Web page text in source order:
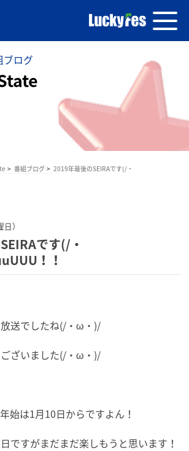
ブログ
番組ブログ
2019年最後のSEIRAです(/・
）
です(/・
！！
送でしたね(/・ω・)/
ざいました(/・ω・)/
始は1月10日からですよん！
ですがまだまだ楽しもうと思います！